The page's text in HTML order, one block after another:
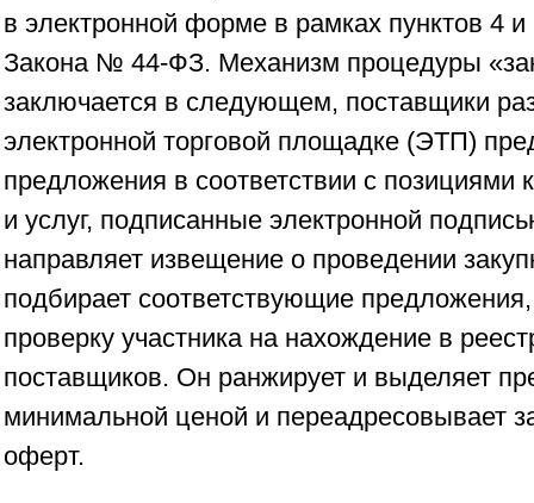
в электронной форме в рамках пунктов 4 и
Закона № 44-ФЗ. Механизм процедуры
заключается в следующем, поставщики
электронной торговой площадке (ЭТП)
предложения в соответствии с позициями
и услуг, подписанные электронной
направляет извещение о проведении
подбирает соответствующие
проверку участника на нахождение в
поставщиков. Он ранжирует и выделяет
минимальной ценой и переадресовывает
оферт.